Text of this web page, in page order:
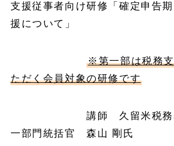
支援従事者向け研修「確定申告
援について」
※第一部は税務
ただく会員対象の研修です
講師 久留米税務署
一部門統括官 森山 剛氏